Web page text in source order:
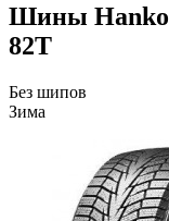
Шины
82T
Без шипов
Зима